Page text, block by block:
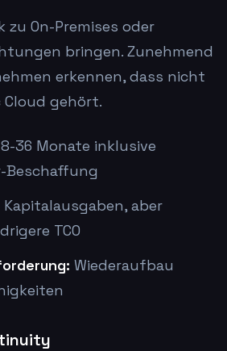
zu On-Premises oder
bringen. Zunehmend
erkennen, dass nicht
Cloud gehört.
36 Monate inklusive
Kapitalausgaben, aber
TCO
Wiederaufbau